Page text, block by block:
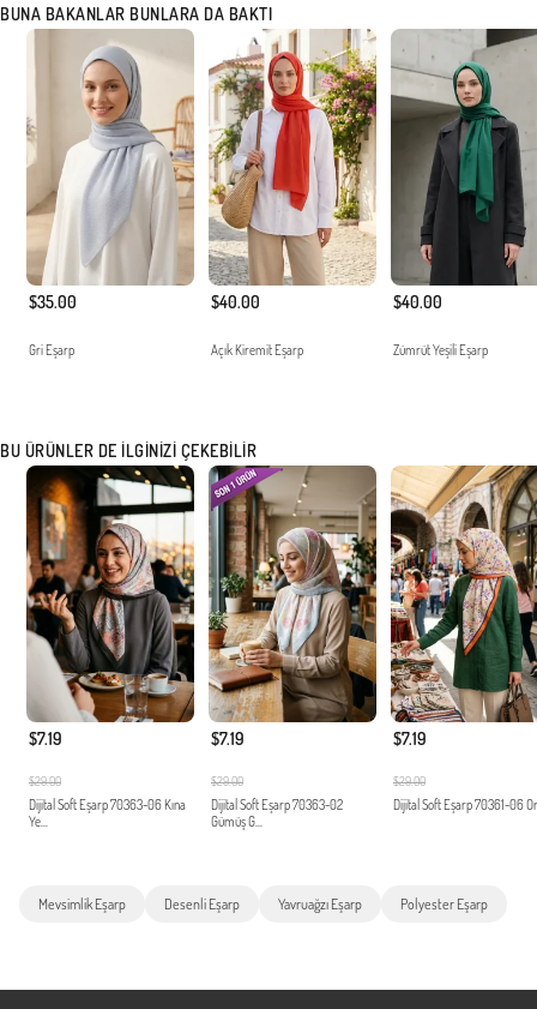
BUNA BAKANLAR BUNLARA DA BAKTI
$35.00
Gri Eşarp
$40.00
Açık Kiremit Eşarp
$40.00
Zümrüt Yeşili Eşarp
BU ÜRÜNLER DE İLGINIZI ÇEKEBILIR
$7.19
$29.00
Dijital Soft Eşarp 70363-06 Kına
Ye...
$7.19
$29.00
Dijital Soft Eşarp 70363-02
Gümüş G...
$7.19
$29.00
Dijital Soft Eşarp 70361-06
Mevsimlik Eşarp Desenli Eşarp Yavruağzı Eşarp Polyester Eşarp